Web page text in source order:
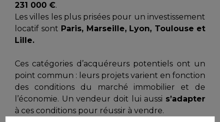
231 000 €.
Les villes les plus prisées pour un investissement
locatif sont Paris, Marseille, Lyon, Toulouse et
Lille.
Ces catégories d’acquéreurs potentiels ont un
point commun : leurs projets varient en fonction
des conditions du marché immobilier et de
l’économie. Un vendeur doit lui aussi s’adapter
à ces conditions pour réussir à vendre.